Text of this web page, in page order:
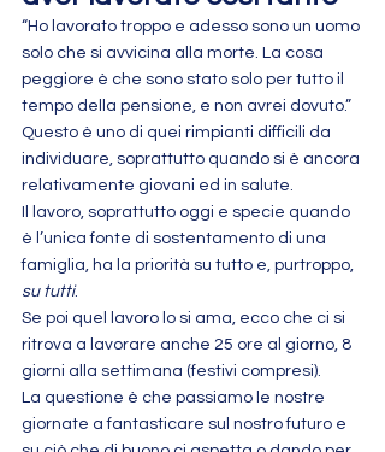
“Ho lavorato troppo e adesso sono un uomo
solo che si avvicina alla morte. La cosa
peggiore è che sono stato solo per tutto il
tempo della pensione, e non avrei dovuto.”
Questo è uno di quei rimpianti difficili da
individuare, soprattutto quando si è ancora
relativamente giovani ed in salute.
Il lavoro, soprattutto oggi e specie quando
è l’unica fonte di sostentamento di una
famiglia, ha la priorità su tutto e, purtroppo,
su tutti.
Se poi quel lavoro lo si ama, ecco che ci si
ritrova a lavorare anche 25 ore al giorno, 8
giorni alla settimana (festivi compresi).
La questione è che passiamo le nostre
giornate a fantasticare sul nostro futuro e